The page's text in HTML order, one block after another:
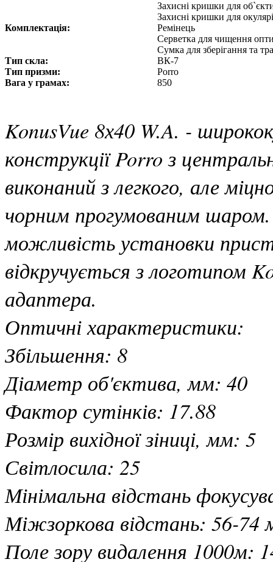
Комплектація:
Захисні кришки для
Захисні кришки для
Ремінець
Серветка для чищення
Сумка для зберігання та
Тип скла:
ВК-7
Тип призми:
Porro
Вага у грамах:
850
KonusVue 8х40 W.A. -
конструкції Porro з
виконаний з легкого, але
чорним прогумованим
можливість установки
відкручується з логотипом
адаптера.
Оптичні характеристики:
Збільшення: 8
Діаметр об'єктива, мм: 40
Фактор сутінків: 17.88
Розмір вихідної зіниці, мм: 5
Світлосила: 25
Мінімальна відстань
Міжзоркова відстань: 56-74
Поле зору видалення 1000м: